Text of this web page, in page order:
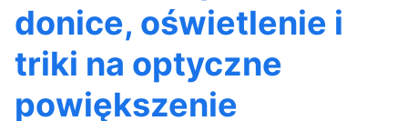
donice, oświetlenie i
triki na optyczne
powiększenie